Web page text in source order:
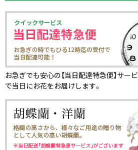
お急ぎでも安心の【当日配達特急便】サー
で当日にお花をお届けします。